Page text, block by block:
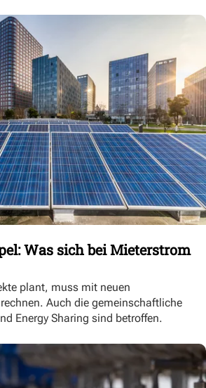
Was sich bei Mieterstrom
plant, muss mit neuen
Auch die gemeinschaftliche
Energy Sharing sind betroffen.